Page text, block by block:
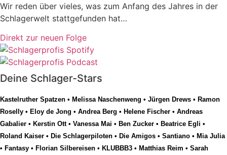
Wir reden über vieles, was zum Anfang des Jahres in der
Schlagerwelt stattgefunden hat…
Direkt zur neuen Folge
Deine Schlager-Stars
Kastelruther Spatzen • Melissa Naschenweng • Jürgen Drews • Ramon
Roselly • Eloy de Jong • Andrea Berg • Helene Fischer • Andreas
Gabalier • Kerstin Ott• Vanessa Mai • Ben Zucker • Beatrice Egli •
Roland Kaiser • Die Schlagerpiloten • Die Amigos • Santiano • Mia Julia
• Fantasy • Florian Silbereisen • KLUBBB3 • Matthias Reim • Sarah